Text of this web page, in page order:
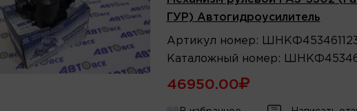
ГУР) Автогидроусилитель
Артикул номер :
Каталожный номер :
46950.00